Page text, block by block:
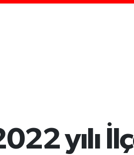
yılı